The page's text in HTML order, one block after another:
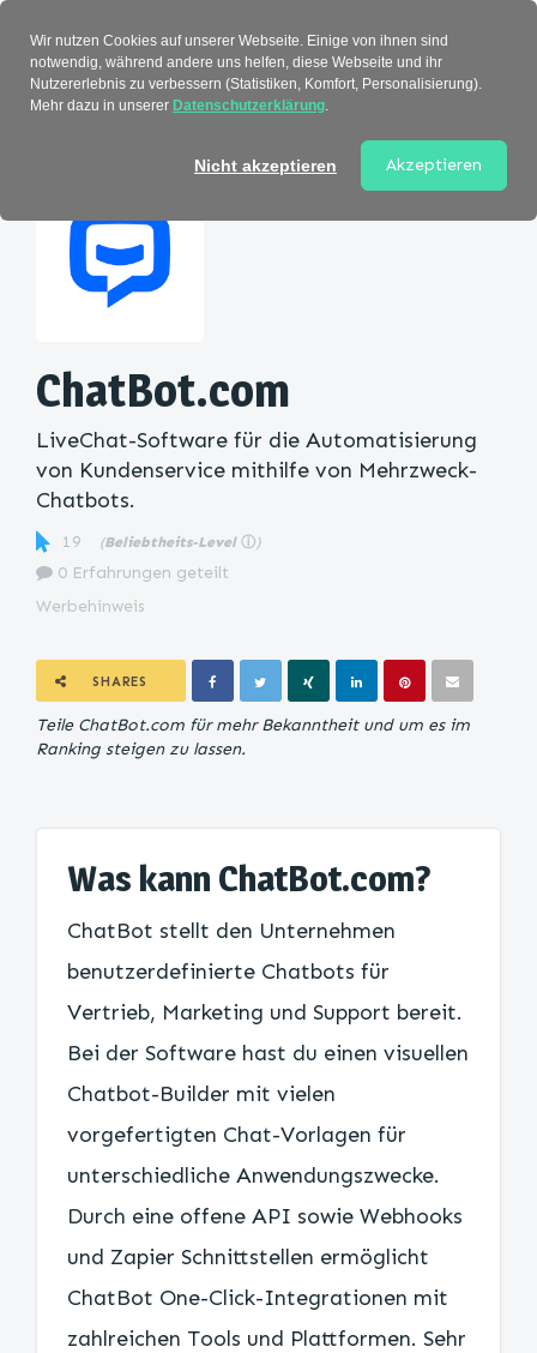
ChatBot.com
LiveChat-Software für die Automatisierung
von Kundenservice mithilfe von Mehrzweck-
Chatbots.
19 (Beliebtheits-Level ⓘ )
0 Erfahrungen geteilt
Werbehinweis
SHARES
Teile ChatBot.com für mehr Bekanntheit und um es im
Ranking steigen zu lassen.
Was kann ChatBot.com?
ChatBot stellt den Unternehmen
benutzerdefinierte Chatbots für
Vertrieb, Marketing und Support bereit.
Bei der Software hast du einen visuellen
Chatbot-Builder mit vielen
vorgefertigten Chat-Vorlagen für
unterschiedliche Anwendungszwecke.
Durch eine offene API sowie Webhooks
und Zapier Schnittstellen ermöglicht
ChatBot One-Click-Integrationen mit
zahlreichen Tools und Plattformen. Sehr
Wir nutzen Cookies auf unserer Webseite. Einige von ihnen sind
notwendig, während andere uns helfen, diese Webseite und ihr
Nutzererlebnis zu verbessern (Statistiken, Komfort, Personalisierung).
Mehr dazu in unserer Datenschutzerklärung.
Nicht akzeptieren Akzeptieren